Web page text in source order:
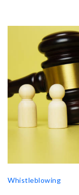
Whistleblowing